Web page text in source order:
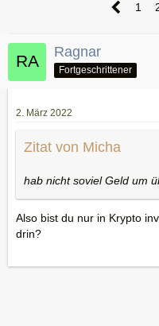
1
Ragnar
Fortgeschrittener
2. März 2022
Zitat von Micha
hab nicht soviel Geld um
Also bist du nur in Krypto
drin?